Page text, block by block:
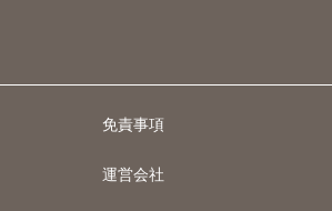
免責事項
運営会社